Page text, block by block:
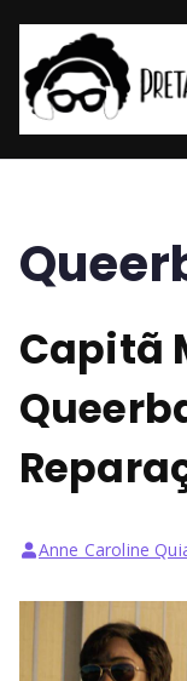
Capitã
Anne Caroline